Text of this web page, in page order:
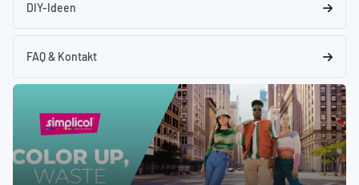
DIY-Ideen
FAQ & Kontakt